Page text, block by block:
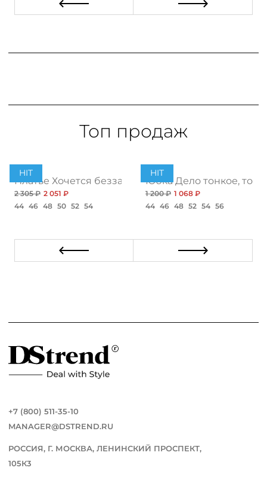
Топ продаж
HIT
Платье Хочется беззаботности, топ
2 305 ₽ 2 051 ₽
44 46 48 50 52 54
HIT
Юбка Дело тонкое, топ
1 200 ₽ 1 068 ₽
44 46 48 52 54 56
+7 (800) 511-35-10
MANAGER@DSTREND.RU
РОССИЯ, Г. МОСКВА, ЛЕНИНСКИЙ ПРОСПЕКТ,
105К3